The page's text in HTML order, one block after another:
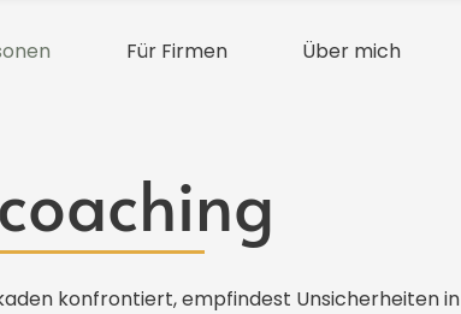
Für Firmen Über mich
konfrontiert, empfindest Unsicherheiten in